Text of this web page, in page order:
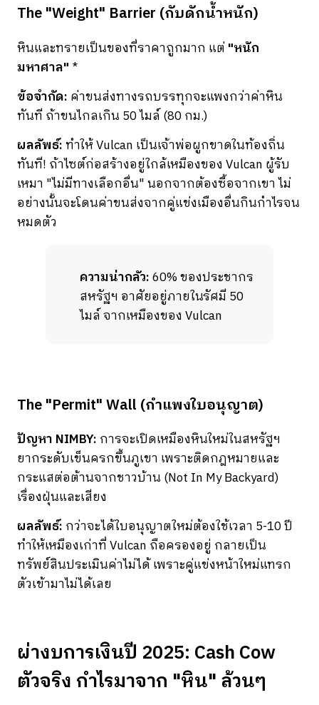
The "Weight" Barrier (กับดักน้ำหนัก)
หินและทรายเป็นของที่ราคาถูกมาก แต่"หนัก
มหาศาล" *
ข้อจำกัด: ค่าขนส่งทางรถบรรทุกจะแพงกว่าค่าหิน
ทันที ถ้าขนไกลเกิน 50 ไมล์ (80 กม.)
ผลลัพธ์:ทำให้ Vulcan เป็นเจ้าพ่อผูกขาดในท้องถิ่น
ทันที! ถ้าไซต์ก่อสร้างอยู่ใกล้เหมืองของ Vulcan ผู้รับ
เหมา "ไม่มีทางเลือกอื่น" นอกจากต้องซื้อจากเขา ไม่
อย่างนั้นจะโดนค่าขนส่งจากคู่แข่งเมืองอื่นกินกำไรจน
หมดตัว
ความน่ากลัว:60% ของประชากร
สหรัฐฯ อาศัยอยู่ภายในรัศมี 50
ไมล์ จากเหมืองของ Vulcan
The "Permit" Wall (กำแพงใบอนุญาต)
ปัญหา NIMBY: การจะเปิดเหมืองหินใหม่ในสหรัฐฯ
ยากระดับเข็นครกขึ้นภูเขา เพราะติดกฎหมายและ
กระแสต่อต้านจากชาวบ้าน (Not In My Backyard)
เรื่องฝุ่นและเสียง
ผลลัพธ์: กว่าจะได้ใบอนุญาตใหม่ต้องใช้เวลา 5-10 ปี
ทำให้เหมืองเก่าที่ Vulcan ถือครองอยู่ กลายเป็น
ทรัพย์สินประเมินค่าไม่ได้ เพราะคู่แข่งหน้าใหม่แทรก
ตัวเข้ามาไม่ได้เลย
ผ่างบการเงินปี 2025: Cash Cow
ตัวจริง กำไรมาจาก "หิน" ล้วนๆ